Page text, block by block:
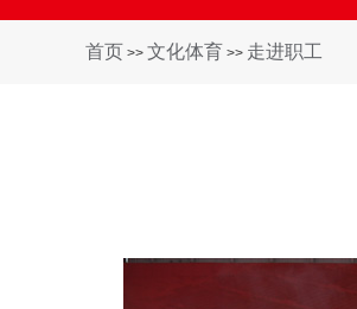
首页 >> 文化体育 >> 走进职工